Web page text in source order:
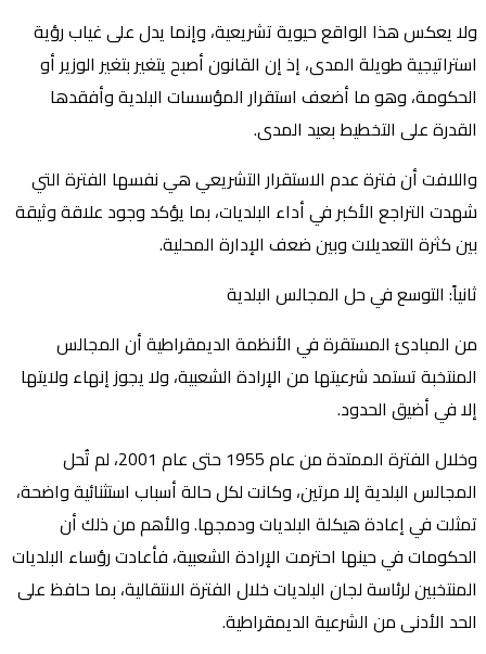
ولا يعكس هذا الواقع حيوية تشريعية، وإنما يدل على غياب رؤية
استراتيجية طويلة المدى، إذ إن القانون أصبح يتغير بتغير الوزير أو
الحكومة، وهو ما أضعف استقرار المؤسسات البلدية وأفقدها
القدرة على التخطيط بعيد المدى.
واللافت أن فترة عدم الاستقرار التشريعي هي نفسها الفترة التي
شهدت التراجع الأكبر في أداء البلديات، بما يؤكد وجود علاقة وثيقة
بين كثرة التعديلات وبين ضعف الإدارة المحلية.
ثانياً: التوسع في حل المجالس البلدية
من المبادئ المستقرة في الأنظمة الديمقراطية أن المجالس
المنتخبة تستمد شرعيتها من الإرادة الشعبية، ولا يجوز إنهاء ولايتها
إلا في أضيق الحدود.
وخلال الفترة الممتدة من عام 1955 حتى عام 2001، لم تُحل
المجالس البلدية إلا مرتين، وكانت لكل حالة أسباب استثنائية واضحة،
تمثلت في إعادة هيكلة البلديات ودمجها. والأهم من ذلك أن
الحكومات في حينها احترمت الإرادة الشعبية، فأعادت رؤساء البلديات
المنتخبين لرئاسة لجان البلديات خلال الفترة الانتقالية، بما حافظ على
الحد الأدنى من الشرعية الديمقراطية.